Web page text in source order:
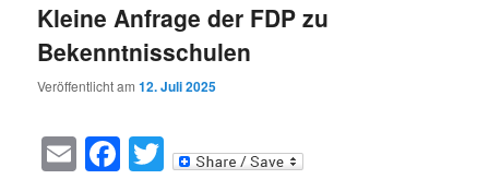
Kleine Anfrage der FDP zu
Bekenntnisschulen
Veröffentlicht am12. Juli 2025
EmailFacebook
Twitter